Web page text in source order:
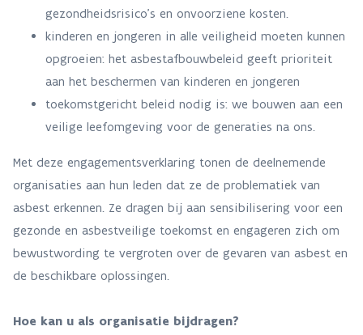
gezondheidsrisico’s en onvoorziene kosten.
kinderen en jongeren in alle veiligheid moeten kunnen
opgroeien: het asbestafbouwbeleid geeft prioriteit
aan het beschermen van kinderen en jongeren
toekomstgericht beleid nodig is: we bouwen aan een
veilige leefomgeving voor de generaties na ons.
Met deze engagementsverklaring tonen de deelnemende
organisaties aan hun leden dat ze de problematiek van
asbest erkennen. Ze dragen bij aan sensibilisering voor een
gezonde en asbestveilige toekomst en engageren zich om
bewustwording te vergroten over de gevaren van asbest en
de beschikbare oplossingen.
Hoe kan u als organisatie bijdragen?